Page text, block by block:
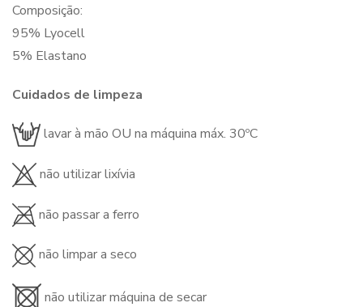
Composição:
95% Lyocell
5% Elastano
Cuidados de limpeza
lavar à mão OU na máquina máx. 30ºC
não utilizar lixívia
não passar a ferro
não limpar a seco
não utilizar máquina de secar